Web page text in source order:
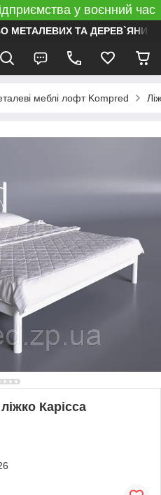
у воєнний час
МЕТАЛЕВИХ ТА ДЕРЕВ`ЯНИХ
меблі лофт Kompred
Карісса